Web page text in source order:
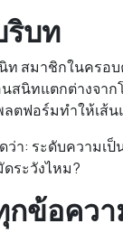
ริบท
สมาชิกในครอบ
สนิทแตกต่างจาก
ตฟอร์มทำให้เส้
า: ระดับความเ
ระวังไหม?
กข้อคว